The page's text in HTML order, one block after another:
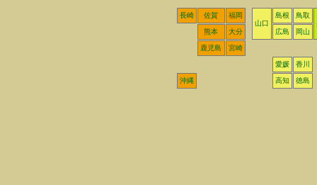
長崎 佐賀
福岡
山口
島根
鳥取
熊本
大分 広島 岡山
鹿児島 宮崎
愛媛 香川
沖縄 高知 徳島